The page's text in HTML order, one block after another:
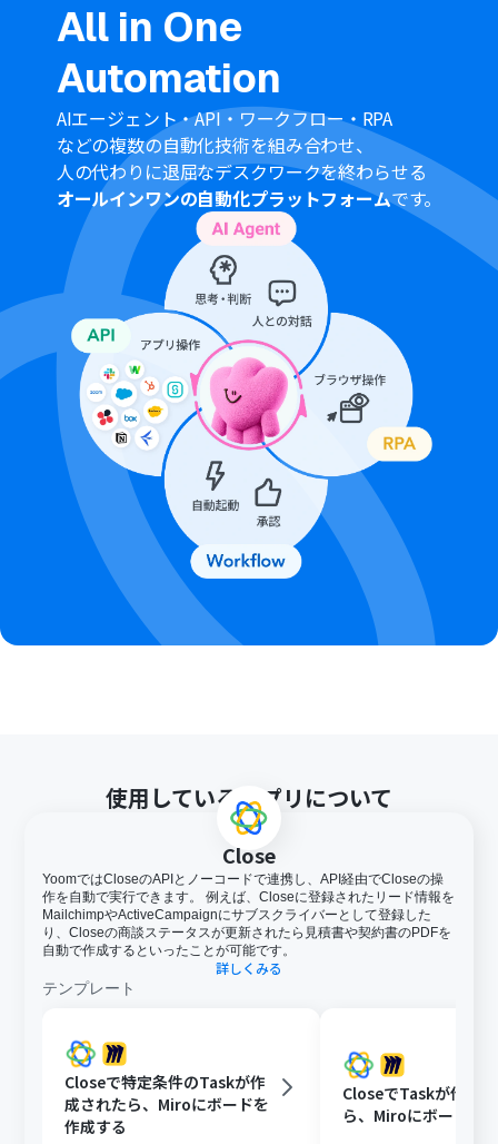
※「トリガー」：フロー起動のきっかけとなるアクション、「オ
ペレーション」：トリガー起動後、フロー内で処理を行うアク
ション
注意事項
CloseとBoxのそれぞれをYoomと連携してください。
トリガーの起動間隔は5分、10分、15分、30分、60分の
間隔で選択できます。
プランによって最短の起動間隔が異なりますので、ご注意
ください。
分岐はミニプラン以上のプランでご利用いただける機能
（オペレーション）となっております。フリープランの場
合は設定しているフローボットのオペレーションはエラ
ーとなりますので、ご注意ください。
ミニプランなどの有料プランは、2週間の無料トライアル
を行うことが可能です。無料トライアル中には制限対象の
アプリや機能（オペレーション）を使用することができ
ます。
All in One
Automation
AIエージェント・API・ワークフロー・RPA
などの複数の自動化技術を組み合わせ、
人の代わりに退屈なデスクワークを終わらせる
オールインワンの自動化プラットフォームです。
使用しているアプリについて
Close
YoomではCloseのAPIとノーコードで連携し、API経由でCloseの操
作を自動で実行できます。 例えば、Closeに登録されたリード情報を
MailchimpやActiveCampaignにサブスクライバーとして登録した
り、Closeの商談ステータスが更新されたら見積書や契約書のPDFを
自動で作成するといったことが可能です。
詳しくみる
テンプレート
Closeで特定条件のTaskが作
成されたら、Miroにボードを
作成する
CloseでTaskが作成
ら、Miroにボードを